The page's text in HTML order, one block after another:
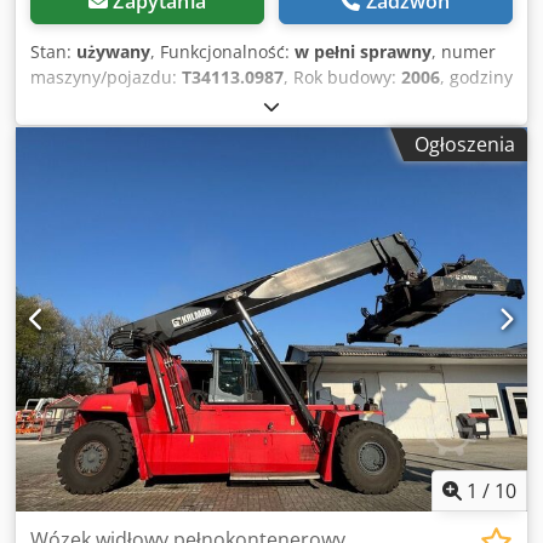
Stan: używany, Funkcjonalność: w pełni sprawny, numer
maszyny/pojazdu: T34113.0987, Rok budowy: 2006, godziny
45 000 kg
podnoszenia:15 000 mm, rodzaj paliwa:diesel, moc:247
, typ napędu:
Djdszkc Agspfx Afmjck Stan: Gotowy do pracy i w pełni
sprawny Stan techniczny: dobry Typ opon przednich:
pneumatyczne Typ opon tylnych: pneumatyczne Opis:
NOWY silnik przy 18 500 godzinach pracy!!! NEW engine at
18,500 hours!!!
Ogłoszenia
1 / 10